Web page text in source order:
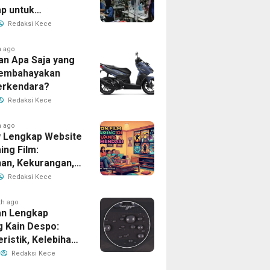
untuk
Bisnis Anda
Redaksi Kece
ago
Apa Saja yang
Redaksi Kece
ago
Lengkap Website
Film:
Kekurangan,
Unggulan
Redaksi Kece
ago
Lengkap
Kain Despo:
Kelebihan,
Redaksi Kece